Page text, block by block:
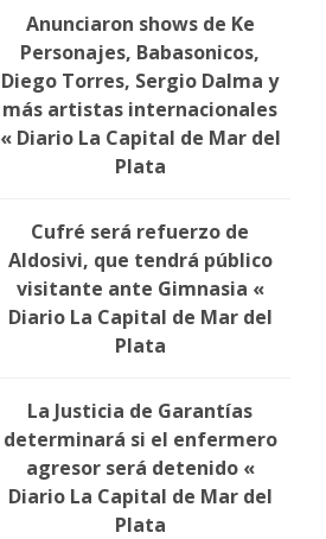
Anunciaron shows de Ke
Personajes, Babasonicos,
Diego Torres, Sergio Dalma y
más artistas internacionales
« Diario La Capital de Mar del
Plata
Cufré será refuerzo de
Aldosivi, que tendrá público
visitante ante Gimnasia «
Diario La Capital de Mar del
Plata
La Justicia de Garantías
determinará si el enfermero
agresor será detenido «
Diario La Capital de Mar del
Plata